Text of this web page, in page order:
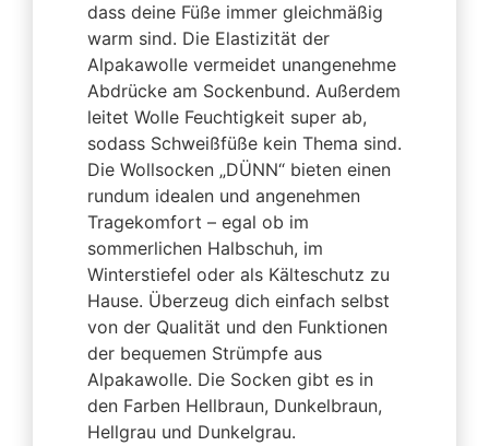
dass deine Füße immer gleichmäßig
warm sind. Die Elastizität der
Alpakawolle vermeidet unangenehme
Abdrücke am Sockenbund. Außerdem
leitet Wolle Feuchtigkeit super ab,
sodass Schweißfüße kein Thema sind.
Die Wollsocken „DÜNN“ bieten einen
rundum idealen und angenehmen
Tragekomfort – egal ob im
sommerlichen Halbschuh, im
Winterstiefel oder als Kälteschutz zu
Hause. Überzeug dich einfach selbst
von der Qualität und den Funktionen
der bequemen Strümpfe aus
Alpakawolle. Die Socken gibt es in
den Farben Hellbraun, Dunkelbraun,
Hellgrau und Dunkelgrau.